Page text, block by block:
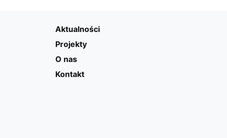
Aktualności
Projekty
O nas
Kontakt